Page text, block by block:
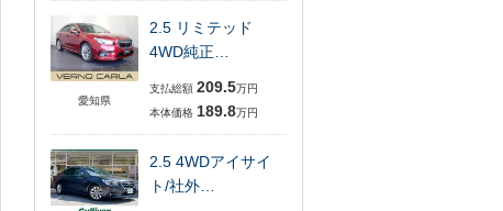
愛知県
2.5 リミテッド
4WD純正…
支払総額 209.5万円
本体価格 189.8万円
2.5 4WDアイサイ
ト/社外…